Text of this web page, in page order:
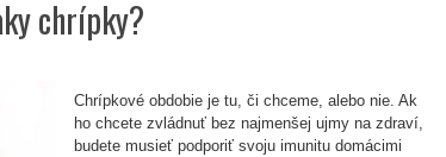
chrípky?
Chrípkové obdobie je tu, či chceme, alebo nie. Ak
ho chcete zvládnuť bez najmenšej ujmy na zdraví,
budete musieť podporiť svoju imunitu domácimi